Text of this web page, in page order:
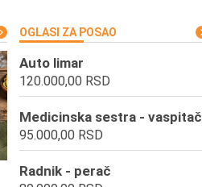
OGLASI ZA POSAO
Auto limar
120.000,00 RSD
Medicinska sestra - vaspitač
95.000,00 RSD
Radnik - perač